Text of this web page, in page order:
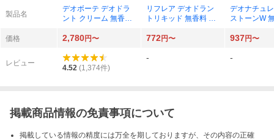
製品名
デオボーテ デオドラ
ント クリーム 無香料
リフレア デオドラン
トリキッド 無香料 50
デオナチュ
ストーンW
価格
2,780円〜 772円〜 937円〜
レビュー
4.52 (1,374件)
- -
掲載商品情報の免責事項について
掲載している情報の精度には万全を期しておりますが、その内容の正確